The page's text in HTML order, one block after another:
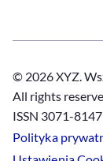
© 2026 XYZ.
All rights
ISSN 3071-8147
Polityka